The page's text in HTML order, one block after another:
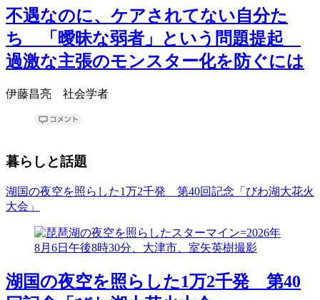
不遇なのに、ケアされてない自分た
ち 「曖昧な弱者」という問題提起
過激な主張のモンスター化を防ぐには
伊藤昌亮 社会学者
暮らしと話題
湖国の夜空を照らした1万2千発 第40回記念「びわ湖大花火
大会」
湖国の夜空を照らした1万2千発 第40